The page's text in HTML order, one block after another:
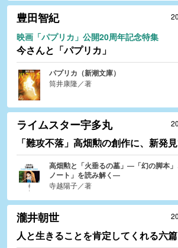
豊田智紀
映画「パプリカ」公開20周年記念特集
今さんと「パプリカ」
パプリカ（新潮文庫）
筒井康隆／著
ライムスター宇多丸
「難攻不落」高畑勲の創作に、新発
高畑勲と「火垂るの墓」―「幻の脚本
ノート」を読み解く―
寺越陽子／著
瀧井朝世
人と生きることを肯定してくれる六篇